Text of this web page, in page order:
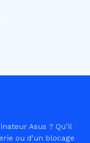
Asus ? Qu’il
ou d’un blocage